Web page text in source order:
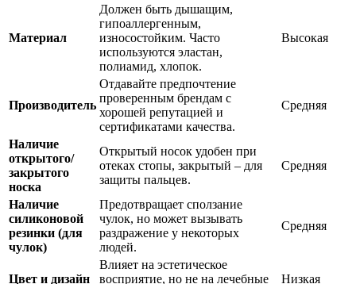
Материал
Должен быть дышащим,
гипоаллергенным,
износостойким. Часто
используются эластан,
полиамид, хлопок.
Высокая
Производитель
Отдавайте предпочтение
проверенным брендам с
хорошей репутацией и
сертификатами качества.
Средняя
Наличие
открытого/
закрытого
носка
Открытый носок удобен при
отеках стопы, закрытый – для
защиты пальцев.
Средняя
Наличие
силиконовой
резинки (для
чулок)
Предотвращает сползание
чулок, но может вызывать
раздражение у некоторых
людей.
Средняя
Цвет и дизайн
Влияет на эстетическое
восприятие, но не на лечебные
Низкая